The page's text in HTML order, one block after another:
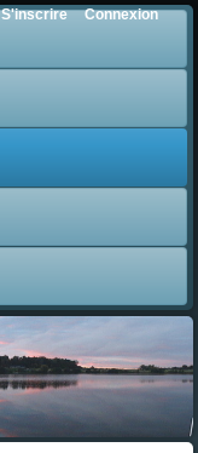
S'inscrire Connexion